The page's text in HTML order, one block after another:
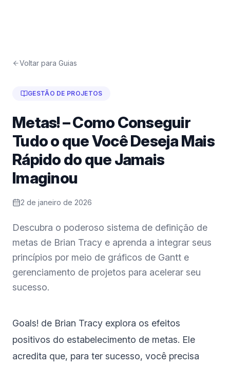
Voltar para Guias
GESTÃO DE PROJETOS
Metas! – Como Conseguir
Tudo o que Você Deseja Mais
Rápido do que Jamais
Imaginou
2 de janeiro de 2026
Descubra o poderoso sistema de definição de
metas de Brian Tracy e aprenda a integrar seus
princípios por meio de gráficos de Gantt e
gerenciamento de projetos para acelerar seu
sucesso.
Goals! de Brian Tracy explora os efeitos
positivos do estabelecimento de metas. Ele
acredita que, para ter sucesso, você precisa